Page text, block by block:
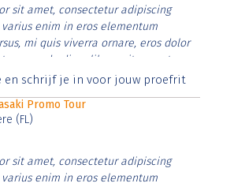
sit amet, consectetur adipiscing
enim in eros elementum
mi quis viverra ornare, eros dolor
commodo diam libero vitae erat.
et justo cursus id rutrum lorem
en schrijf je in voor jouw proefrit
Promo Tour
(FL)
sit amet, consectetur adipiscing
enim in eros elementum